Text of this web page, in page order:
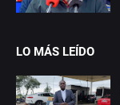
LO MÁS LEÍDO